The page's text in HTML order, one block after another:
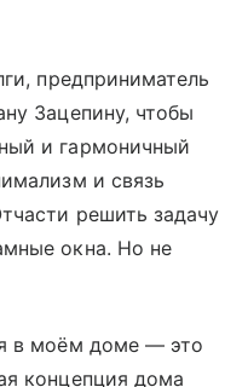
предприниматель
Зацепину, чтобы
и гармоничный
и связь
решить задачу
окна. Но не
в моём доме — это
концепция дома